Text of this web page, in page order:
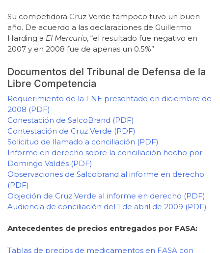
Su competidora Cruz Verde tampoco tuvo un buen
año. De acuerdo a las declaraciones de Guillermo
Harding a El Mercurio, “el resultado fue negativo en
2007 y en 2008 fue de apenas un 0.5%”.
Documentos del Tribunal de Defensa de la
Libre Competencia
Requerimiento de la FNE presentado en diciembre de
2008 (PDF)
Conestación de SalcoBrand (PDF)
Contestación de Cruz Verde (PDF)
Solicitud de llamado a conciliación (PDF)
Informe en derecho sobre la conciliación hecho por
Domingo Valdés (PDF)
Observaciones de Salcobrand al informe en derecho
(PDF)
Objeción de Cruz Verde al informe en derecho (PDF)
Audiencia de conciliación del 1 de abril de 2009 (PDF)
Antecedentes de precios entregados por FASA:
Tablas de precios de medicamentos en FASA con